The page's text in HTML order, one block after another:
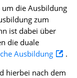
um die Ausbildung
zum
ist dabei über
die duale
Ausbildung
.
hierbei nach dem